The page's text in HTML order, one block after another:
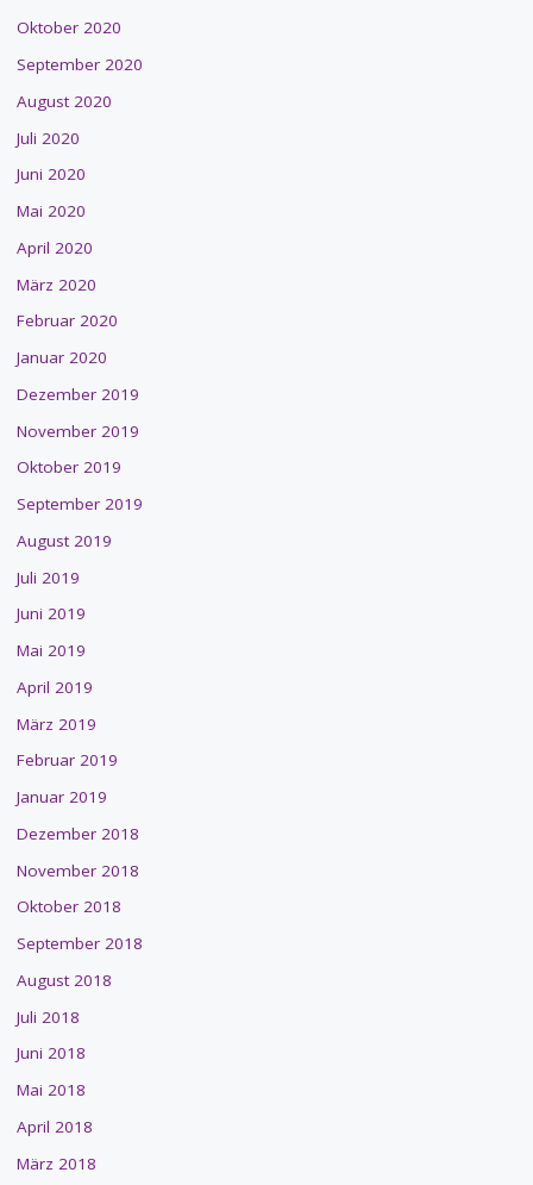
Oktober 2020
September 2020
August 2020
Juli 2020
Juni 2020
Mai 2020
April 2020
März 2020
Februar 2020
Januar 2020
Dezember 2019
November 2019
Oktober 2019
September 2019
August 2019
Juli 2019
Juni 2019
Mai 2019
April 2019
März 2019
Februar 2019
Januar 2019
Dezember 2018
November 2018
Oktober 2018
September 2018
August 2018
Juli 2018
Juni 2018
Mai 2018
April 2018
März 2018